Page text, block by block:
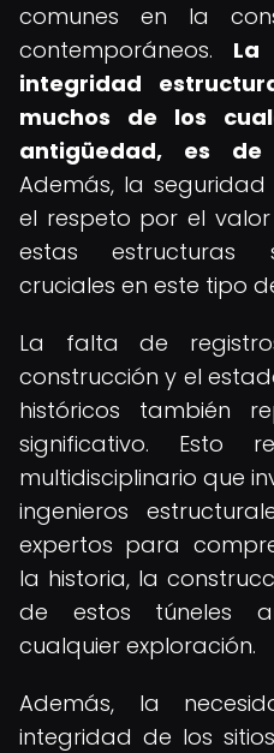
comunes en la
contemporáneos. La
integridad
muchos de los
antigüedad, es de
Además, la
el respeto por el
estas estructuras
cruciales en este tipo
La falta de
construcción y el
históricos también
significativo. Esto
multidisciplinario que
ingenieros
expertos para
la historia, la
de estos túneles
cualquier exploración.
Además, la
integridad de los